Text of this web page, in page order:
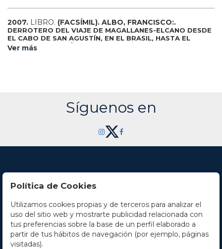
2007. LIBRO. (FACSÍMIL). ALBO, FRANCISCO:.
DERROTERO DEL VIAJE DE MAGALLANES-ELCANO DESDE
EL CABO DE SAN AGUSTÍN, EN EL BRASIL, HASTA EL
REGRESO A ESPAÑA DE LA NAO "VICTORIA".
petaca de cartoné.
Ver más
Síguenos en
Contacto
Horario
La empresa
Política de Cookies
Utilizamos cookies propias y de terceros para analizar el
uso del sitio web y mostrarte publicidad relacionada con
tus preferencias sobre la base de un perfil elaborado a
partir de tus hábitos de navegación (por ejemplo, páginas
visitadas).